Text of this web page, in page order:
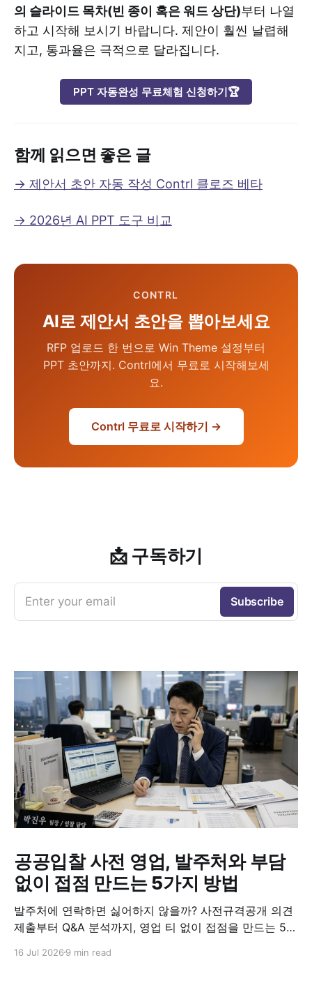
의 슬라이드 목차(빈 종이 혹은 워드 상단)부터 나열
하고 시작해 보시기 바랍니다. 제안이 훨씬 날렵해
지고, 통과율은 극적으로 달라집니다.
PPT 자동완성 무료체험 신청하기🏆
함께 읽으면 좋은 글
→ 제안서 초안 자동 작성 Contrl 클로즈 베타
→ 2026년 AI PPT 도구 비교
CONTRL
AI로 제안서 초안을 뽑아보세요
RFP 업로드 한 번으로 Win Theme 설정부터
PPT 초안까지. Contrl에서 무료로 시작해보세
요.
Contrl 무료로 시작하기 →
📩 구독하기
Enter your email Subscribe
공공입찰 사전 영업, 발주처와 부담
없이 접점 만드는 5가지 방법
발주처에 연락하면 싫어하지 않을까? 사전규격공개 의견
제출부터 Q&A 분석까지, 영업 티 없이 접점을 만드는 5가
16 Jul 2026 9 min read